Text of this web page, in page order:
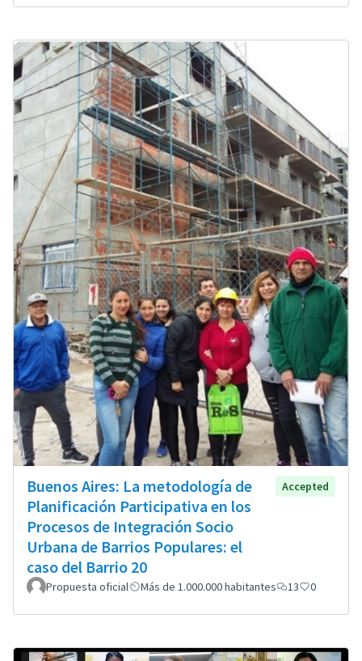
Buenos Aires: La metodología de
Planificación Participativa en los
Procesos de Integración Socio
Urbana de Barrios Populares: el
caso del Barrio 20
Accepted
Propuesta oficial Más de 1.000.000 habitantes 13 0